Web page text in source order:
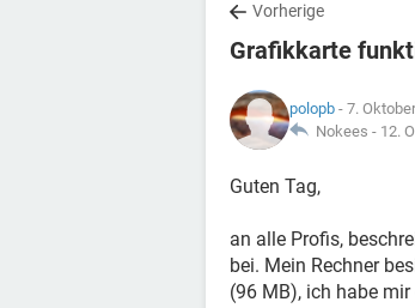
Vorherige
Grafikkarte
polopb - 7.
Nokees - 12.
Guten Tag,
an alle Profis,
bei. Mein Rechner
(96 MB), ich habe